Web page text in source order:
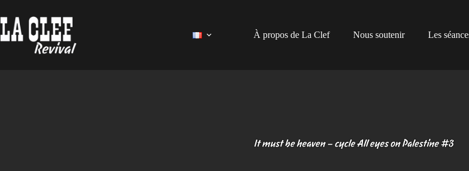
au
contenu
À propos de La Clef
Nous soutenir Les
It must be heaven – cycle All eyes on Palestine #3